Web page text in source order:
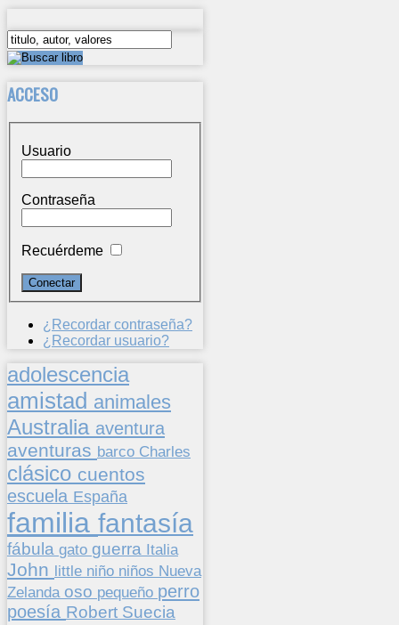
ACCESO
Usuario
Contraseña
Recuérdeme
¿Recordar contraseña?
¿Recordar usuario?
adolescencia
amistad animales
Australia aventura
aventuras barco Charles
clásico cuentos
escuela España
familia fantasía
fábula gato guerra Italia
John little niño niños Nueva
Zelanda oso pequeño perro
poesía Robert Suecia